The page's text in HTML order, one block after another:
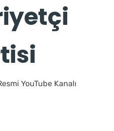
YouTube Kanalı